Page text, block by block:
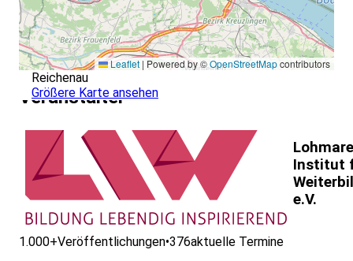
Leaflet | Powered by ©OpenStreetMapcontributors
Reichenau
Größere Karte ansehen
Veranstalter
Institut
e.V.
1.000+Veröffentlichungen•376aktuelle Termine